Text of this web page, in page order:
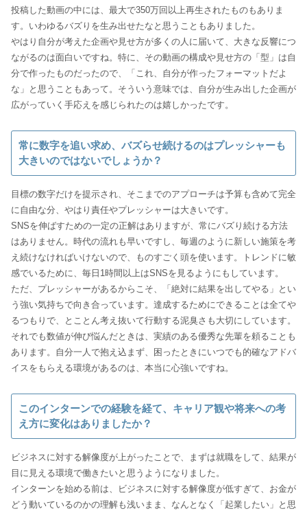
投稿した動画の中には、最大で350万回以上再生されたものもありま
す。いわゆるバズりを生み出せたなと思うこともありました。
やはり自分が考えた企画や見せ方が多くの人に届いて、大きな反響につ
ながるのは面白いですね。特に、その動画の構成や見せ方の「型」は自
分で作ったものだったので、「これ、自分が作ったフォーマットだよ
な」と思うこともあって。そういう意味では、自分が生み出した企画が
広がっていく手応えを感じられたのは嬉しかったです。
常に数字を追い求め、バズらせ続けるのはプレッシャーも
大きいのではないでしょうか？
目標の数字だけを提示され、そこまでのアプローチは予算も含めて完全
に自由な分、やはり責任やプレッシャーは大きいです。
SNSを伸ばすための一定の正解はありますが、常にバズり続ける方法
はありません。時代の流れも早いですし、毎週のように新しい施策を考
え続けなければいけないので、ものすごく頭を使います。トレンドに敏
感でいるために、毎日1時間以上はSNSを見るようにもしています。
ただ、プレッシャーがあるからこそ、「絶対に結果を出してやる」とい
う強い気持ちで向き合っています。達成するためにできることは全てや
るつもりで、とことん考え抜いて行動する泥臭さも大切にしています。
それでも数値が伸び悩んだときは、実績のある優秀な先輩を頼ることも
あります。自分一人で抱え込まず、困ったときにいつでも的確なアドバ
イスをもらえる環境があるのは、本当に心強いですね。
このインターンでの経験を経て、キャリア観や将来への考
え方に変化はありましたか？
ビジネスに対する解像度が上がったことで、まずは就職をして、結果が
目に見える環境で働きたいと思うようになりました。
インターンを始める前は、ビジネスに対する解像度が低すぎて、お金が
どう動いているのかの理解も浅いまま、なんとなく「起業したい」と思